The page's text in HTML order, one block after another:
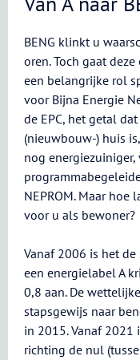
BENG klinkt u
oren. Toch gaat
een belangrijke rol
voor Bijna Energie
de EPC, het getal
(nieuwbouw-) huis
nog
NEPROM. Maar
voor u als bewoner?
Vanaf 2006 is het
een energielabel A
0,8 aan. De
stapsgewijs naar
in 2015. Vanaf 2021
richting de nul